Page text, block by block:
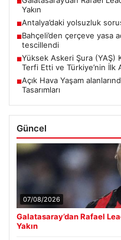
Yakın
■Antalya’daki yolsuzluk
■Bahçeli’den çerçeve yasa
tescillendi
■Yüksek Askeri Şura (YAŞ)
Terfi Etti ve Türkiye’nin
■Açık Hava Yaşam
Tasarımları
Güncel
07/08/2026
Galatasaray’dan Rafael
Yakın